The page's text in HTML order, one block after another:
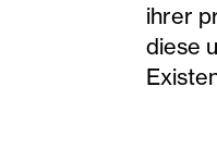
ihrer
diese